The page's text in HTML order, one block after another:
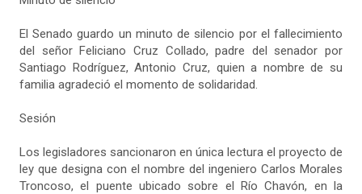
El Senado guardo un minuto de silencio por el fallecimiento
del señor Feliciano Cruz Collado, padre del senador por
Santiago Rodríguez, Antonio Cruz, quien a nombre de su
familia agradeció el momento de solidaridad.
Sesión
Los legisladores sancionaron en única lectura el proyecto de
ley que designa con el nombre del ingeniero Carlos Morales
Troncoso, el puente ubicado sobre el Río Chavón, en la